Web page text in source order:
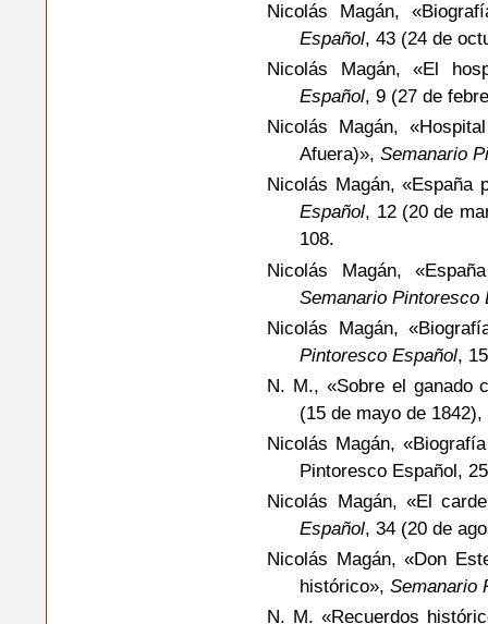
Nicolás Magán,
Español, 43 (24 de
Nicolás Magán, «El
Español, 9 (27 de
Nicolás Magán,
Afuera)»,Semanario
Nicolás Magán, «España
Español, 12 (20 de
108.
Nicolás Magán,
Semanario Pintoresco
Nicolás Magán,
Pintoresco Español,
N. M., «Sobre el ganado
(15 de mayo de
Nicolás Magán,
Pintoresco Español,
Nicolás Magán, «El
Español, 34 (20 de
Nicolás Magán, «Don
histórico»,Semanario
N. M. «Recuerdos